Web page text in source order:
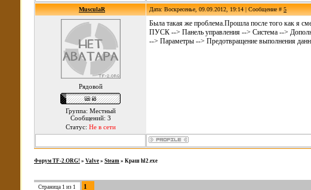
MusculaR Дата: Воскресенье, 09.09.2012, 19:14 | Сообщение #5
Рядовой
Группа: Местный
Сообщений: 3
Статус: Не в сети
Была такая же проблема.Прошла после того как я
ПУСК --> Панель управления --> Система -->
--> Параметры --> Предотвращение выполнения
Форум TF-2.ORG! » Valve » Steam » Краш hl2.exe
Страница 1 из 1 1